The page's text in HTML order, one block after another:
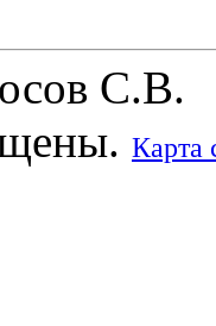
С.В.
Карта